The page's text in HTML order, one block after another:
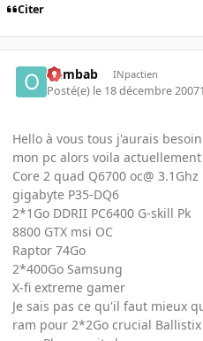
Citer
oumbab INpactien
Posté(e) le 18 décembre 2007
Hello à vous tous j'aurais
mon pc alors voila
Core 2 quad Q6700 oc@ 3.1Ghz
gigabyte P35-DQ6
2*1Go DDRII PC6400 G-skill Pk
8800 GTX msi OC
Raptor 74Go
2*400Go Samsung
X-fi extreme gamer
Je sais pas ce qu'il faut mieux
ram pour 2*2Go crucial